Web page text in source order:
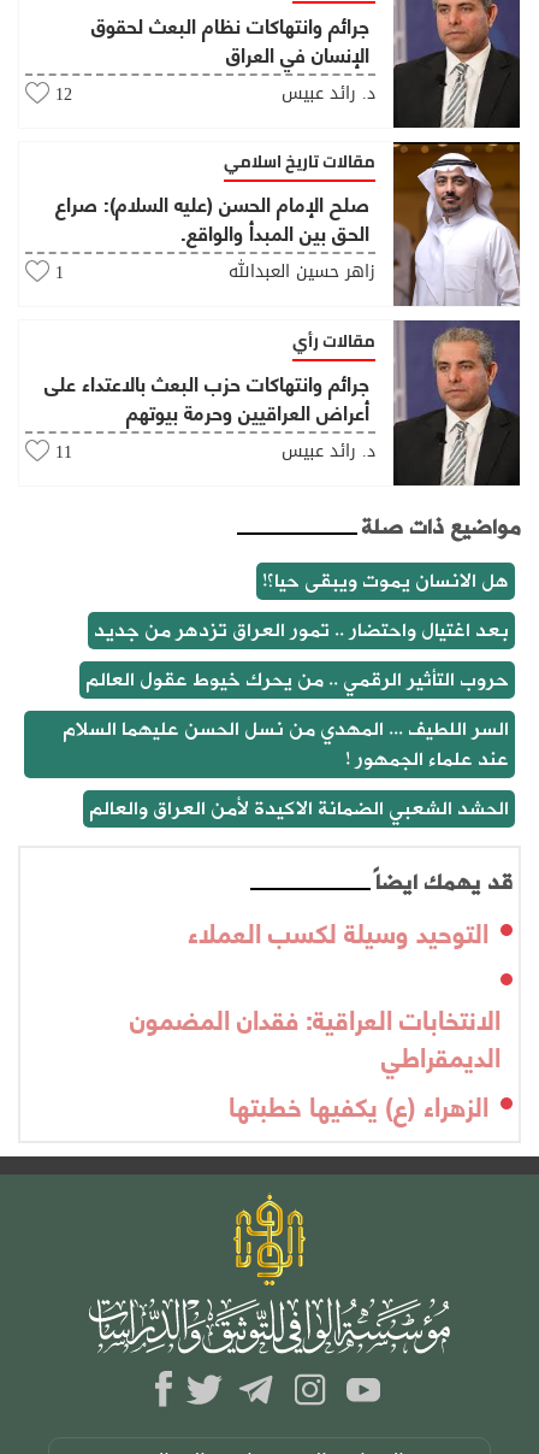
جرائم وانتهاكات نظام البعث لحقوق
الإنسان في العراق
د. رائد عبيس 12
مقالات تاريخ اسلامي
صلح الإمام الحسن (عليه السلام): صراع
الحق بين المبدأ والواقع.
زاهر حسين العبدالله 1
مقالات رأي
جرائم وانتهاكات حزب البعث بالاعتداء على
أعراض العراقيين وحرمة بيوتهم
د. رائد عبيس 11
مواضيع ذات صلة
هل الانسان يموت ويبقى حيا؟!
بعد اغتيال واحتضار .. تمور العراق تزدهر من جديد
حروب التأثير الرقمي .. من يحرك خيوط عقول العالم
السر اللطيف ... المهدي من نسل الحسن عليهما السلام
عند علماء الجمهور !
الحشد الشعبي الضمانة الاكيدة لأمن العراق والعالم
قد يهمك ايضاً
التوحيد وسيلة لكسب العملاء
الانتخابات العراقية: فقدان المضمون
الديمقراطي
الزهراء (ع) يكفيها خطبتها